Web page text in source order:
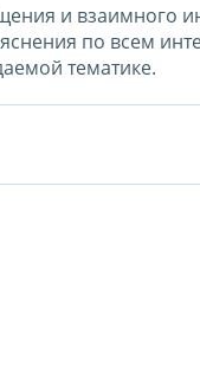
и взаимного
по всем
тематике.